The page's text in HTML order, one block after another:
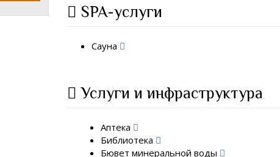
SPA-услуги
Сауна
Услуги и инфраструктура
Аптека
Библиотека
Бювет минеральной воды